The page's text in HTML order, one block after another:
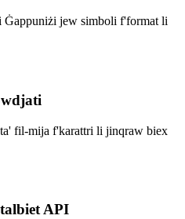
jew simboli f'format li
fil-mija f'karattri li jinqraw biex
API